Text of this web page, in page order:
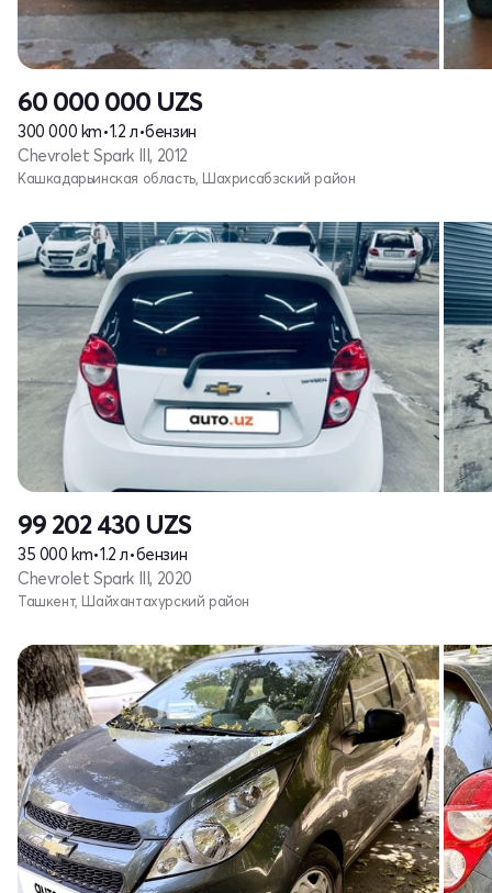
60 000 000 UZS
300 000 km•1.2 л•бензин
Chevrolet Spark III, 2012
Кашкадарьинская область, Шахрисабзский район
99 202 430 UZS
35 000 km•1.2 л•бензин
Chevrolet Spark III, 2020
Ташкент, Шайхантахурский район